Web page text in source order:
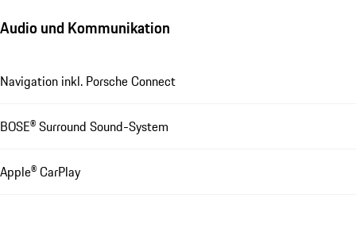
Audio und Kommunikation
Navigation inkl. Porsche Connect
BOSE® Surround Sound-System
Apple® CarPlay